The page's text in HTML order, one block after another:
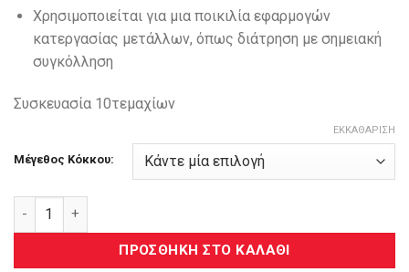
27,68 €.
Χρησιμοποιείται για μια ποικιλία εφαρμογών
κατεργασίας μετάλλων, όπως διάτρηση με σημειακή
συγκόλληση
Συσκευασία 10τεμαχίων
Μέγεθος Κόκκου:
ΕΚΚΑΘΆΡΙΣΗ
3M™ Cubitron™ II File Belt Ιμάντας Λείανσης 10mmx330mm
ΠΡΟΣΘΉΚΗ ΣΤΟ ΚΑΛΆΘΙ